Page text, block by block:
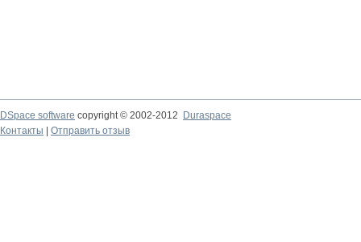
DSpace software copyright © 2002-2012
Duraspace
Контакты
Отправить отзыв